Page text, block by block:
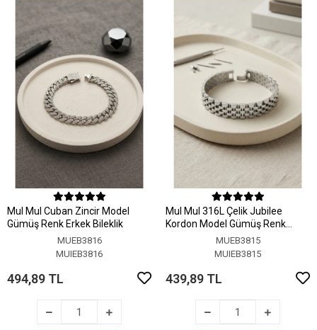
MuI MuI Cuban Zincir Model
Gümüş Renk Erkek Bileklik
MUEB3816
MUIEB3816
494,89 TL
MuI MuI 316L Çelik Jubilee
Kordon Model Gümüş Renk
Erkek BileklikMUEB3815
MUIEB3815
439,89 TL